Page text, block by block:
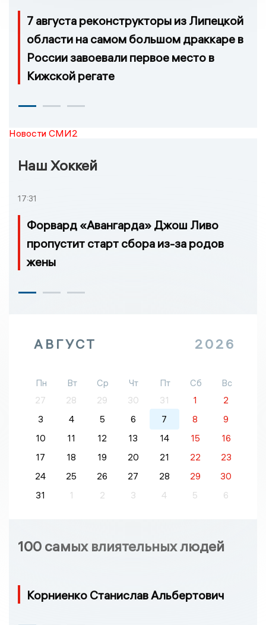
7 августа реконструкторы из Липецкой
области на самом большом драккаре в
России завоевали первое место в
Кижской регате
Новости СМИ2
Наш Хоккей
17:31
Форвард «Авангарда» Джош Ливо
пропустит старт сбора из-за родов
жены
АВГУСТ 2026
Пн Вт Ср Чт Пт Сб
Вс
27
28 29 30 31 1
2
3
4 5 6 7 8
9
10
11 12 13 14 15
16
17
18 19 20 21 22
23
24
25 26 27 28 29
30
31
1 2 3 4 5 6
100 самых влиятельных людей
Корниенко Станислав Альбертович